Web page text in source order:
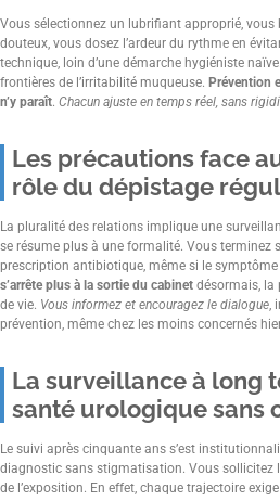
Vous sélectionnez un lubrifiant approprié,
douteux, vous dosez l’ardeur du rythme en
technique, loin d’une démarche hygiéniste
frontières de l’irritabilité muqueuse. Prévention
n’y paraît. Chacun ajuste en temps réel, sans
Les précautions face
rôle du dépistage
La pluralité des relations implique une
se résume plus à une formalité. Vous terminez
prescription antibiotique, même si le symptôme
s’arrête plus à la sortie du cabinet désormais, la
de vie. Vous informez et encouragez le dialogue,
prévention, même chez les moins concernés
La surveillance à long
santé urologique sans
Le suivi après cinquante ans s’est
diagnostic sans stigmatisation. Vous sollicitez
de l’exposition. En effet, chaque trajectoire